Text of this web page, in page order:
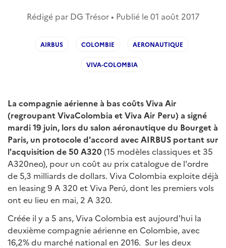
Rédigé par DG Trésor • Publié le01 août 2017
AIRBUS COLOMBIE AERONAUTIQUE
VIVA-COLOMBIA
La compagnie aérienne à bas coûts Viva Air
(regroupant VivaColombia et Viva Air Peru) a signé
mardi 19 juin, lors du salon aéronautique du Bourget à
Paris, un protocole d'accord avec AIRBUS portant sur
l'acquisition de 50 A320 (15 modèles classiques et 35
A320neo), pour un coût au prix catalogue de l'ordre
de 5,3 milliards de dollars. Viva Colombia exploite déjà
en leasing 9 A 320 et Viva Perú, dont les premiers vols
ont eu lieu en mai, 2 A 320.
Créée il y a 5 ans, Viva Colombia est aujourd'hui la
deuxième compagnie aérienne en Colombie, avec
16,2% du marché national en 2016. Sur les deux